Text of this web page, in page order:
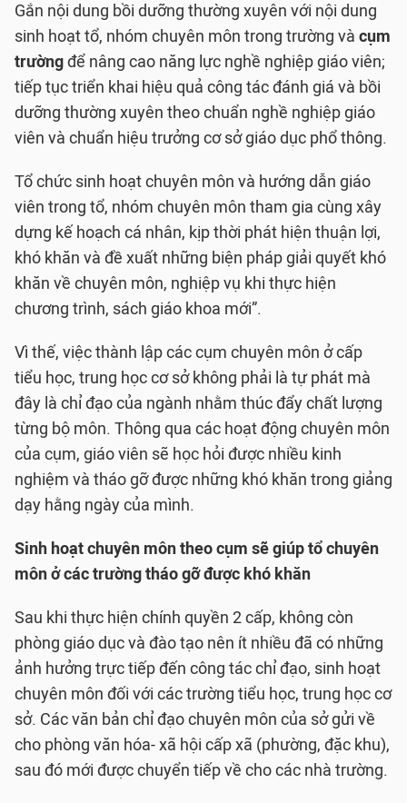
Gắn nội dung bồi dưỡng thường xuyên với nội dung
sinh hoạt tổ, nhóm chuyên môn trong trường và cụm
trườngđể nâng cao năng lực nghề nghiệp giáo viên;
tiếp tục triển khai hiệu quả công tác đánh giá và bồi
dưỡng thường xuyên theo chuẩn nghề nghiệp giáo
viên và chuẩn hiệu trưởng cơ sở giáo dục phổ thông.
Tổ chức sinh hoạt chuyên môn và hướng dẫn giáo
viên trong tổ, nhóm chuyên môn tham gia cùng xây
dựng kế hoạch cá nhân, kịp thời phát hiện thuận lợi,
khó khăn và đề xuất những biện pháp giải quyết khó
khăn về chuyên môn, nghiệp vụ khi thực hiện
chương trình, sách giáo khoa mới”.
Vì thế, việc thành lập các cụm chuyên môn ở cấp
tiểu học, trung học cơ sở không phải là tự phát mà
đây là chỉ đạo của ngành nhằm thúc đẩy chất lượng
từng bộ môn. Thông qua các hoạt động chuyên môn
của cụm, giáo viên sẽ học hỏi được nhiều kinh
nghiệm và tháo gỡ được những khó khăn trong giảng
dạy hằng ngày của mình.
Sinh hoạt chuyên môn theo cụm sẽ giúp tổ chuyên
môn ở các trường tháo gỡ được khó khăn
Sau khi thực hiện chính quyền 2 cấp, không còn
phòng giáo dục và đào tạo nên ít nhiều đã có những
ảnh hưởng trực tiếp đến công tác chỉ đạo, sinh hoạt
chuyên môn đối với các trường tiểu học, trung học cơ
sở. Các văn bản chỉ đạo chuyên môn của sở gửi về
cho phòng văn hóa- xã hội cấp xã (phường, đặc khu),
sau đó mới được chuyển tiếp về cho các nhà trường.